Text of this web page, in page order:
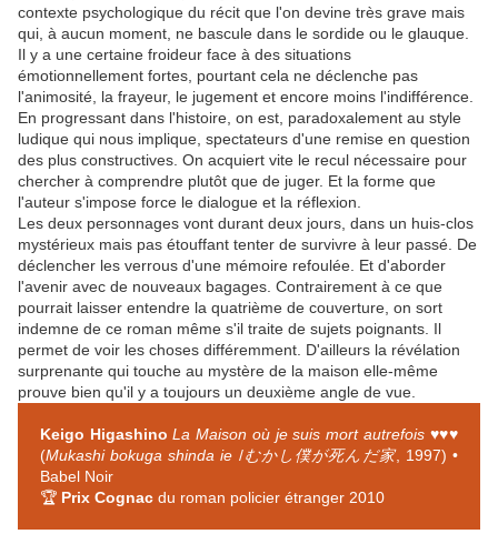
contexte psychologique du récit que l'on devine très grave mais
qui, à aucun moment, ne bascule dans le sordide ou le glauque.
Il y a une certaine froideur face à des situations
émotionnellement fortes, pourtant cela ne déclenche pas
l'animosité, la frayeur, le jugement et encore moins l'indifférence.
En progressant dans l'histoire, on est, paradoxalement au style
ludique qui nous implique, spectateurs d'une remise en question
des plus constructives. On acquiert vite le recul nécessaire pour
chercher à comprendre plutôt que de juger. Et la forme que
l'auteur s'impose force le dialogue et la réflexion.
Les deux personnages vont durant deux jours, dans un huis-clos
mystérieux mais pas étouffant tenter de survivre à leur passé. De
déclencher les verrous d'une mémoire refoulée. Et d'aborder
l'avenir avec de nouveaux bagages. Contrairement à ce que
pourrait laisser entendre la quatrième de couverture, on sort
indemne de ce roman même s'il traite de sujets poignants. Il
permet de voir les choses différemment. D'ailleurs la révélation
surprenante qui touche au mystère de la maison elle-même
prouve bien qu'il y a toujours un deuxième angle de vue.
Keigo Higashino La Maison où je suis mort autrefois ♥♥♥
(Mukashi bokuga shinda ie /むかし僕が死んだ家, 1997) •
Babel Noir
🏆 Prix Cognac du roman policier étranger 2010